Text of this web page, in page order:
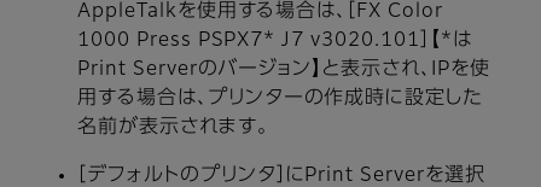
AppleTalkを使用する場合は、［FX Color
1000 Press PSPX7* J7 v3020.101］【*は
Print Serverのバージョン】と表示され、IPを使
用する場合は、プリンターの作成時に設定した
名前が表示されます。
［デフォルトのプリンタ］にPrint Serverを選択